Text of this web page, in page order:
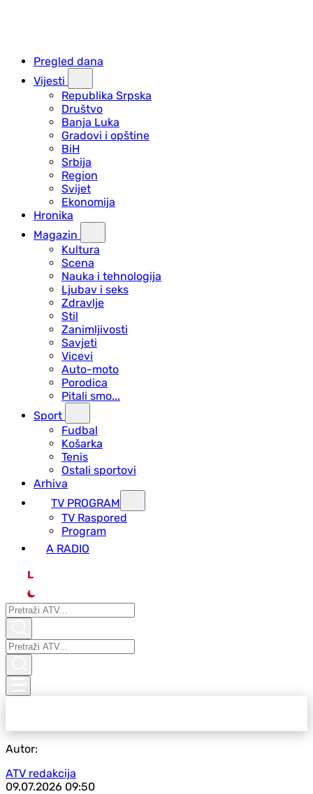
Pregled dana
Vijesti
Republika Srpska
Društvo
Banja Luka
Gradovi i opštine
BiH
Srbija
Region
Svijet
Ekonomija
Hronika
Magazin
Kultura
Scena
Nauka i tehnologija
Ljubav i seks
Zdravlje
Stil
Zanimljivosti
Savjeti
Vicevi
Auto-moto
Porodica
Pitali smo...
Sport
Fudbal
Košarka
Tenis
Ostali sportovi
Arhiva
TV PROGRAM
ТV Raspored
Program
A RADIO
L
Autor:
ATV redakcija
09.07.2026 09:50